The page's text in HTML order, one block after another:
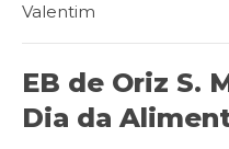
Valentim
EB de Oriz S.
Dia da